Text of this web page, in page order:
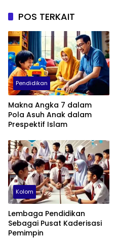
POS TERKAIT
Pendidikan
Makna Angka 7 dalam
Pola Asuh Anak dalam
Prespektif Islam
Kolom
Lembaga Pendidikan
Sebagai Pusat Kaderisasi
Pemimpin